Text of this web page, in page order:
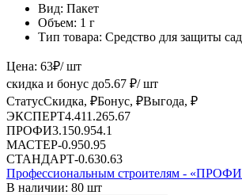
Вид: Пакет
Объем: 1 г
Тип товара: Средство для защиты
Цена: 63₽/ шт
скидка и бонус до5.67 ₽/ шт
СтатусСкидка, ₽Бонус, ₽Выгода, ₽
ЭКСПЕРТ4.411.265.67
ПРОФИ3.150.954.1
МАСТЕР-0.950.95
СТАНДАРТ-0.630.63
Профессиональным строителям -
В наличии: 80 шт